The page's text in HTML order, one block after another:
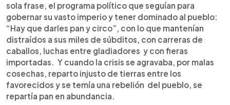
sola frase, el programa político que seguían para
gobernar su vasto imperio y tener dominado al pueblo:
“Hay que darles pan y circo”, con lo que mantenían
distraídos a sus miles de súbditos, con carreras de
caballos, luchas entre gladiadores y con fieras
importadas. Y cuando la crisis se agravaba, por malas
cosechas, reparto injusto de tierras entre los
favorecidos y se temía una rebelión del pueblo, se
repartía pan en abundancia.